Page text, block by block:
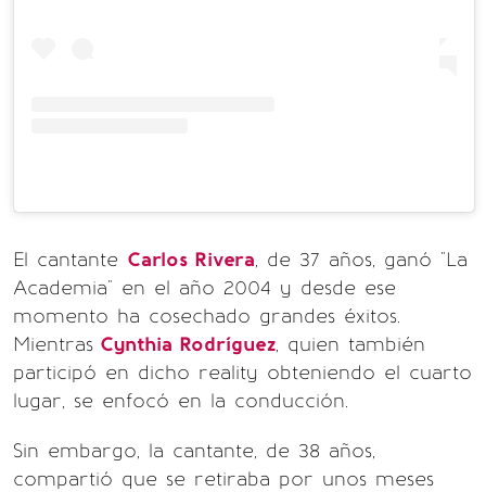
El cantante Carlos Rivera, de 37 años, ganó "La
Academia" en el año 2004 y desde ese
momento ha cosechado grandes éxitos.
Mientras Cynthia Rodríguez, quien también
participó en dicho reality obteniendo el cuarto
lugar, se enfocó en la conducción.
Sin embargo, la cantante, de 38 años,
compartió que se retiraba por unos meses